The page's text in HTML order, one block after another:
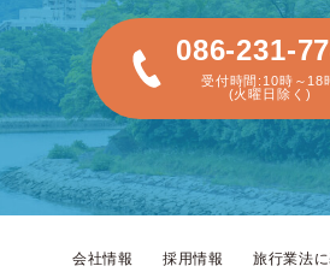
086-231-
受付時間:10時～18
(火曜日除く)
会社情報 採用情報 旅行業法